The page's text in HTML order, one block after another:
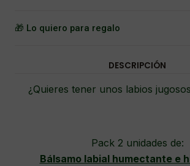
🎁 Lo quiero para regalo
DESCRIPCIÓN
¿Quieres tener unos labios
Pack 2 unidades de:
Bálsamo labial humectante e